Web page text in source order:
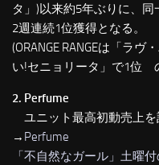
タ」)以来約5年ぶりに、
2週連続1位獲得となる。
(ORANGE RANGEは「ラ
い!セニョリータ」で1位
2. Perfume
ユニット最高初動売上を
→ Perfume
「不自然なガール」土曜